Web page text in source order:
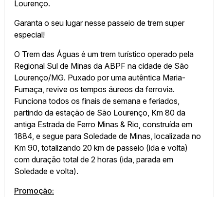
Lourenço.
Garanta o seu lugar nesse passeio de trem super
especial!
O Trem das Águas é um trem turístico operado pela
Regional Sul de Minas da ABPF na cidade de São
Lourenço/MG. Puxado por uma autêntica Maria-
Fumaça, revive os tempos áureos da ferrovia.
Funciona todos os finais de semana e feriados,
partindo da estação de São Lourenço, Km 80 da
antiga Estrada de Ferro Minas & Rio, construída em
1884, e segue para Soledade de Minas, localizada no
Km 90, totalizando 20 km de passeio (ida e volta)
com duração total de 2 horas (ida, parada em
Soledade e volta).
Promoção: